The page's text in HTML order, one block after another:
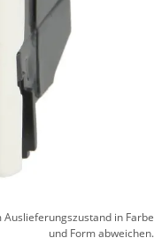
in Farbe
und Form abweichen.